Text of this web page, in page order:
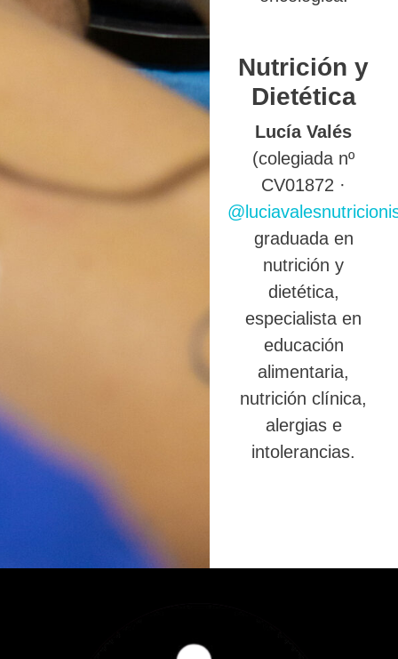
Nutrición y
Dietética
Lucía Valés
(colegiada nº
CV01872 ·
graduada en
nutrición y
dietética,
especialista en
educación
alimentaria,
nutrición clínica,
alergias e
intolerancias.